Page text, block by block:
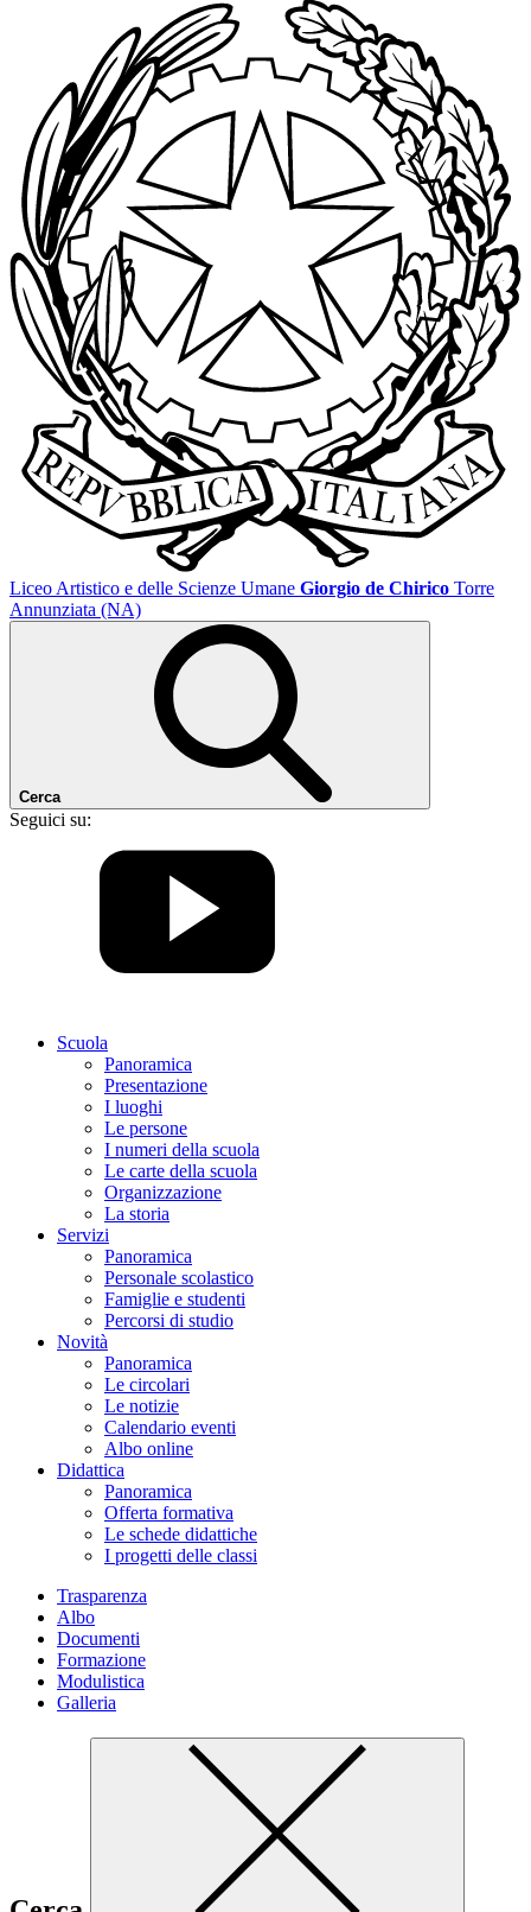
Liceo Artistico e delle Scienze Umane Giorgio de Chirico Torre
Annunziata (NA)
Cerca
Seguici su:
Scuola
Panoramica
Presentazione
I luoghi
Le persone
I numeri della scuola
Le carte della scuola
Organizzazione
La storia
Servizi
Panoramica
Personale scolastico
Famiglie e studenti
Percorsi di studio
Novità
Panoramica
Le circolari
Le notizie
Calendario eventi
Albo online
Didattica
Panoramica
Offerta formativa
Le schede didattiche
I progetti delle classi
Trasparenza
Albo
Documenti
Formazione
Modulistica
Galleria